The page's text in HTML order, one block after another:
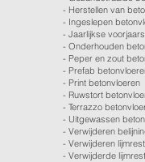
- Herstellen van
- Ingeslepen
-Jaarlijkse
-Onderhouden
-Peper en zout
-Prefab
- Print betonvloeren
- Ruwstort
-Terrazzo
- Uitgewassen
-Verwijderen
-Verwijderen
- Verwijderde